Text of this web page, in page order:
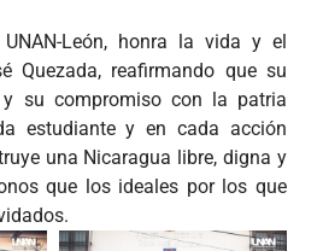
León, honra la vida y el
Quezada, reafirmando que su
su compromiso con la patria
estudiante y en cada acción
una Nicaragua libre, digna y
que los ideales por los que